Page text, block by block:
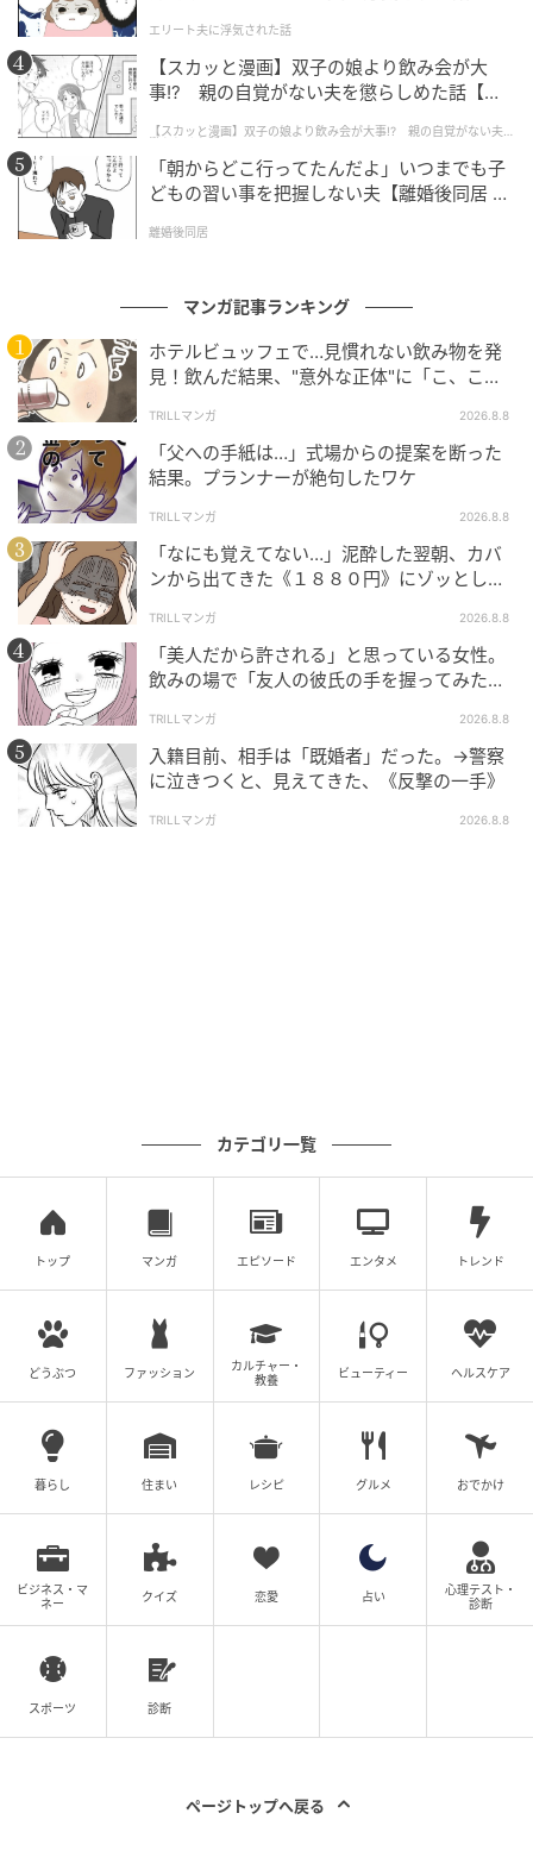
ブログ：つっち（
寝ようとしても全身がだるく、まったく眠れないつっ
ちさん。「のどが…いちばんいてぇっ…！！」と思わず
叫んでしまうほどの強烈な喉の痛みに苦しめられてい
さないよう夜中にそっとソファへ移動します。
エリート夫に浮気された話
【スカッと漫画】双子の娘より飲み会が大
事!? 親の自覚がない夫を懲らしめた話【第1
【スカッと漫画】双子の娘より飲み会が大事!? 親の自覚がない夫を
懲らしめた話
「朝からどこ行ってたんだよ」いつまでも子
どもの習い事を把握しない夫【離婚後同居 Vo
離婚後同居
マンガ記事ランキング
ホテルビュッフェで…見慣れない飲み物を発
見！飲んだ結果、"意外な正体"に「こ、これ
TRILLマンガ 2026.8.8
「父への手紙は…」式場からの提案を断った
結果。プランナーが絶句したワケ
TRILLマンガ 2026.8.8
「なにも覚えてない…」泥酔した翌朝、カバ
ンから出てきた《１８８０円》にゾッとした
TRILLマンガ 2026.8.8
「美人だから許される」と思っている女性。
飲みの場で「友人の彼氏の手を握ってみた」
TRILLマンガ 2026.8.8
入籍目前、相手は「既婚者」だった。→警察
に泣きつくと、見えてきた、《反撃の一手》
TRILLマンガ 2026.8.8
カテゴリ一覧
トップ マンガ エピソード エンタメ トレンド
どうぶつ ファッション
カルチャー・
教養
ビューティー ヘルスケア
暮らし 住まい レシピ グルメ おでかけ
ビジネス・マ
ネー
クイズ 恋愛 占い
心理テスト・
診断
スポーツ 診断
ページトップへ戻る